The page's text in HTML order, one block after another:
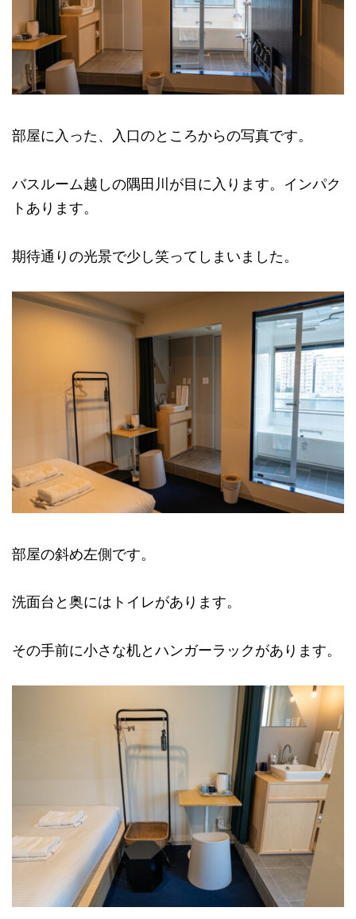
部屋に入った、入口のところからの写真です。
バスルーム越しの隅田川が目に入ります。インパク
トあります。
期待通りの光景で少し笑ってしまいました。
部屋の斜め左側です。
洗面台と奥にはトイレがあります。
その手前に小さな机とハンガーラックがあります。